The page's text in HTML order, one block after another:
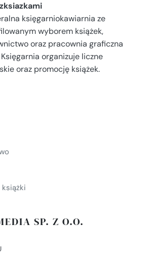
księgarniokawiarnia ze
wyborem książek,
oraz pracownia graficzna
organizuje liczne
oraz promocję książek.
SP. Z O.O.